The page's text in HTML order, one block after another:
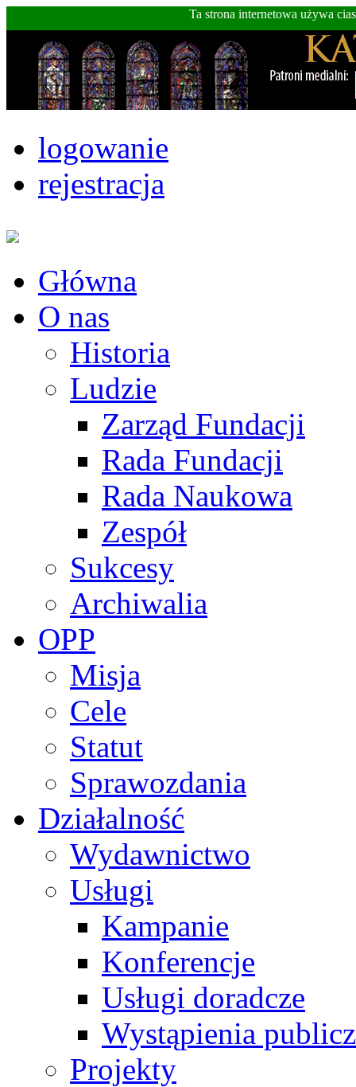
Ta strona internetowa używa
logowanie
rejestracja
Główna
O nas
Historia
Ludzie
Zarząd Fundacji
Rada Fundacji
Rada Naukowa
Zespół
Sukcesy
Archiwalia
OPP
Misja
Cele
Statut
Sprawozdania
Działalność
Wydawnictwo
Usługi
Kampanie
Konferencje
Usługi doradcze
Wystąpienia
Projekty